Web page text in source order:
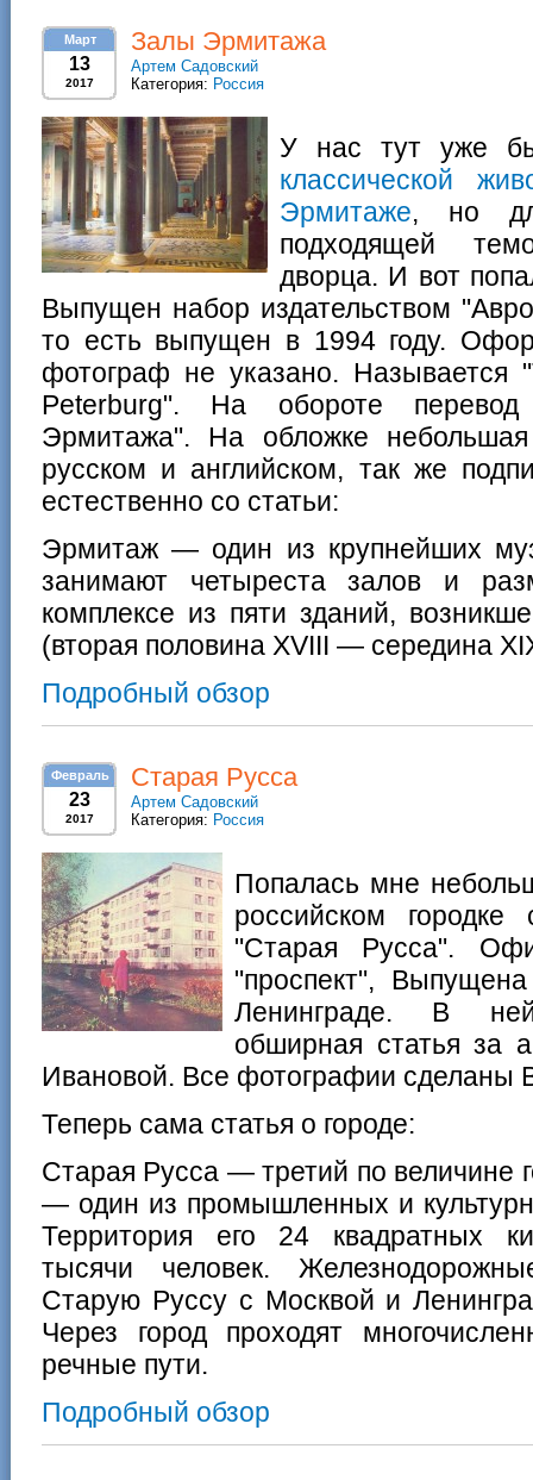
Март
13
2017
Залы Эрмитажа
Артем Садовский
Категория: Россия
У нас тут уже
классической
Эрмитаже, но
подходящей
дворца. И вот
Выпущен набор издательством
то есть выпущен в 1994 году.
фотограф не указано. Называется
Peterburg". На обороте
Эрмитажа". На обложке небольшая
русском и английском, так же
естественно со статьи:
Эрмитаж — один из крупнейших
занимают четыреста залов и
комплексе из пяти зданий,
(вторая половина XVIII — середина
Подробный обзор
Февраль
23
2017
Старая Русса
Артем Садовский
Категория: Россия
Попалась мне
российском
"Старая Русса".
"проспект",
Ленинграде. В
обширная статья за
Ивановой. Все фотографии сделаны
Теперь сама статья о городе:
Старая Русса — третий по величине
— один из промышленных и
Территория его 24 квадратных
тысячи человек.
Старую Руссу с Москвой и
Через город проходят
речные пути.
Подробный обзор